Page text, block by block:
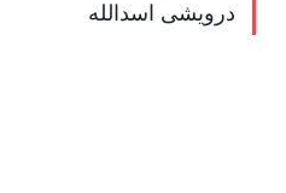
درویشی اسدالله